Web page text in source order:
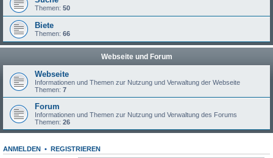
Themen: 50
Biete
Themen: 66
Webseite und Forum
Webseite
Informationen und Themen zur Nutzung und Verwaltung der Webseite
Themen: 7
Forum
Informationen und Themen zur Nutzung und Verwaltung des Forums
Themen: 26
ANMELDEN •
REGISTRIEREN